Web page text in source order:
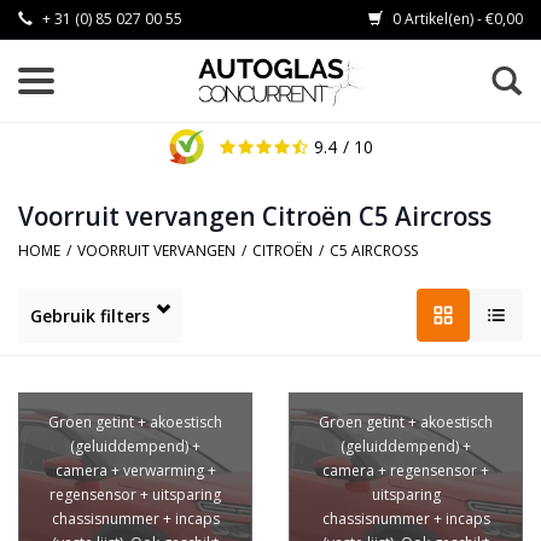
+ 31 (0) 85 027 00 55 0 Artikel(en) - €0,00
9.4 / 10
Voorruit vervangen Citroën C5 Aircross
HOME / VOORRUIT VERVANGEN / CITROËN / C5 AIRCROSS
Gebruik filters
Groen getint + akoestisch
(geluiddempend) +
camera + verwarming +
regensensor + uitsparing
chassisnummer + incaps
Groen getint + akoestisch
(geluiddempend) +
camera + regensensor +
uitsparing
chassisnummer + incaps